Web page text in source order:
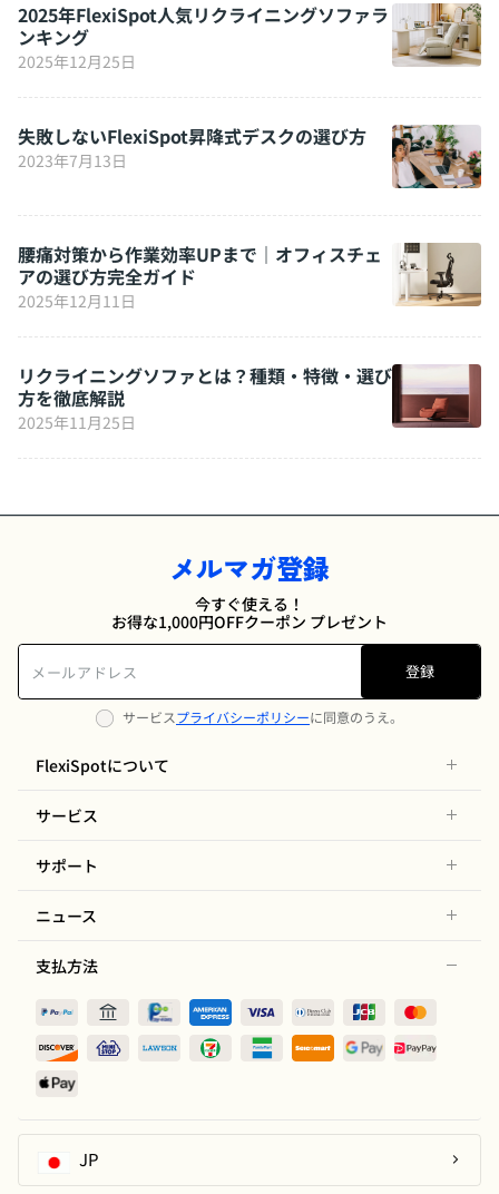
2025年FlexiSpot人気リクライニングソファラ
ンキング
2025年12月25日
失敗しないFlexiSpot昇降式デスクの選び方
2023年7月13日
腰痛対策から作業効率UPまで｜オフィスチェ
アの選び方完全ガイド
2025年12月11日
リクライニングソファとは？種類・特徴・選び
方を徹底解説
2025年11月25日
メルマガ登録
今すぐ使える！
お得な1,000円OFFクーポン プレゼント
登録
サービスプライバシーポリシーに同意のうえ。
FlexiSpotについて
サービス
サポート
ニュース
支払方法
JP